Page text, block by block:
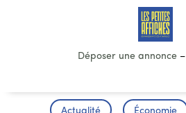
Déposer une annonce–